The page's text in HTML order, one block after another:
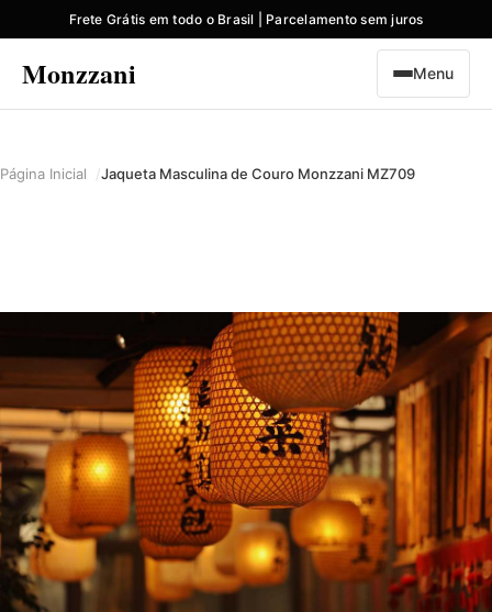
Frete Grátis em todo o Brasil | Parcelamento sem juros
Monzzani Menu
Página Inicial Jaqueta Masculina de Couro Monzzani MZ709